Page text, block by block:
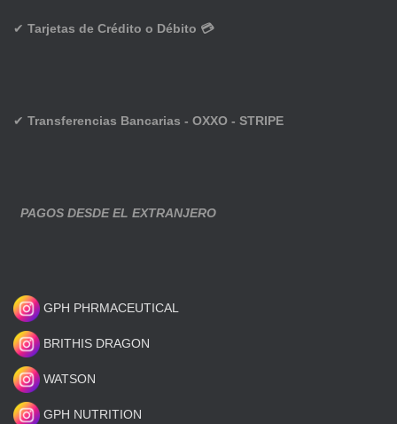
✔ Tarjetas de Crédito o Débito 💳
✔ Transferencias Bancarias - OXXO - STRIPE
PAGOS DESDE EL EXTRANJERO
GPH PHRMACEUTICAL
BRITHIS DRAGON
WATSON
GPH NUTRITION